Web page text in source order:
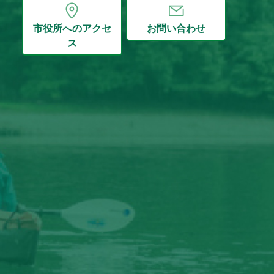
市役所へのアクセ
ス
お問い合わせ